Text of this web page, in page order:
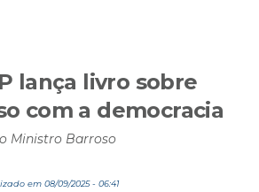
lança livro sobre
com a democracia
Ministro Barroso
em 08/09/2025 - 06:41